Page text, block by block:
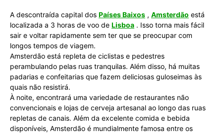
A descontraída capital dos Países Baixos , Amsterdão está
localizada a 3 horas de voo de Lisboa . Isso torna mais fácil
sair e voltar rapidamente sem ter que se preocupar com
longos tempos de viagem.
Amsterdão está repleta de ciclistas e pedestres
perambulando pelas ruas tranquilas. Além disso, há muitas
padarias e confeitarias que fazem deliciosas guloseimas às
quais não resistirá.
À noite, encontrará uma variedade de restaurantes não
convencionais e lojas de cerveja artesanal ao longo das ruas
repletas de canais. Além da excelente comida e bebida
disponíveis, Amsterdão é mundialmente famosa entre os